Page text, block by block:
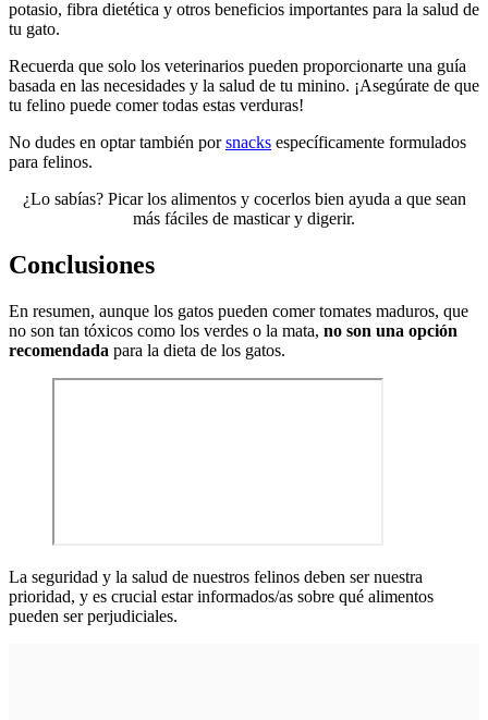
potasio, fibra dietética y otros beneficios importantes para la salud de
tu gato.
Recuerda que solo los veterinarios pueden proporcionarte una guía
basada en las necesidades y la salud de tu minino. ¡Asegúrate de que
tu felino puede comer todas estas verduras!
No dudes en optar también porsnacks específicamente formulados
para felinos.
¿Lo sabías? Picar los alimentos y cocerlos bien ayuda a que sean
más fáciles de masticar y digerir.
Conclusiones
En resumen, aunque los gatos pueden comer tomates maduros, que
no son tan tóxicos como los verdes o la mata, no son una opción
recomendada para la dieta de los gatos.
La seguridad y la salud de nuestros felinos deben ser nuestra
prioridad, y es crucial estar informados/as sobre qué alimentos
pueden ser perjudiciales.